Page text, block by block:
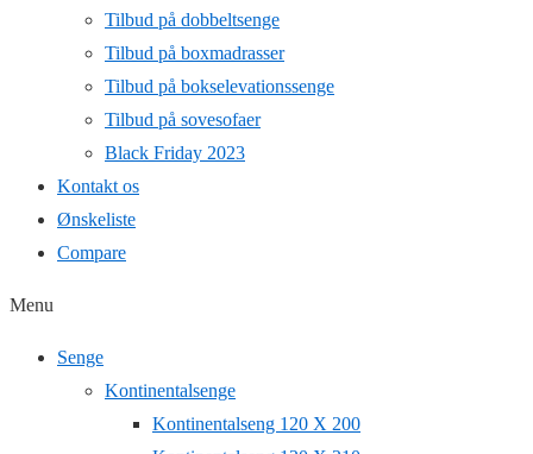
Tilbud på dobbeltsenge
Tilbud på boxmadrasser
Tilbud på bokselevationssenge
Tilbud på sovesofaer
Black Friday 2023
Kontakt os
Ønskeliste
Compare
Menu
Senge
Kontinentalsenge
Kontinentalseng 120 X 200